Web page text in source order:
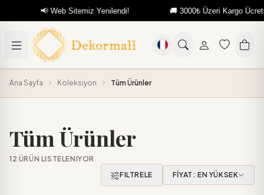
📢 Web Sitemiz Yenilendi! 🚚 3000₺ Üzeri Kargo Ücretsiz
Ana Sayfa Koleksiyon Tüm Ürünler
Tüm Ürünler
12 ÜRÜN LISTELENIYOR
FILTRELE
FİYAT: EN YÜKSEK